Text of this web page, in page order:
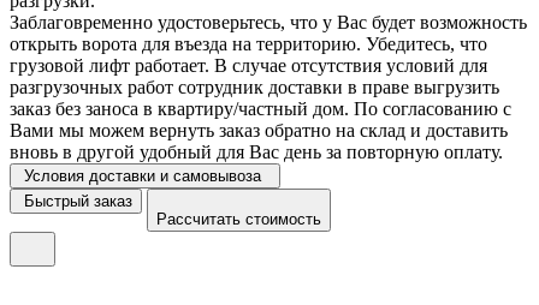
Заблаговременно удостоверьтесь, что у Вас будет возможность
открыть ворота для въезда на территорию. Убедитесь, что
грузовой лифт работает. В случае отсутствия условий для
разгрузочных работ сотрудник доставки в праве выгрузить
заказ без заноса в квартиру/частный дом. По согласованию с
Вами мы можем вернуть заказ обратно на склад и доставить
вновь в другой удобный для Вас день за повторную оплату.
Условия доставки и самовывоза
Быстрый заказ
Рассчитать стоимость